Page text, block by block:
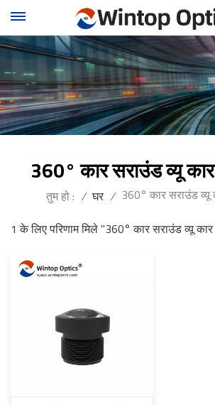
360° कार सराउंड व्यू
तुम हो : / घर / 360° कार सराउंड
1 के लिए परिणाम मिले "360° कार सराउंड व्यू